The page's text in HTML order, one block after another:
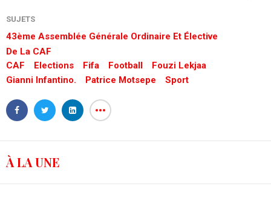
SUJETS
43ème Assemblée Générale Ordinaire Et Élective
De La CAF
CAF Elections Fifa Football
Fouzi Lekjaa
Gianni Infantino.
Patrice Motsepe Sport
À LA UNE